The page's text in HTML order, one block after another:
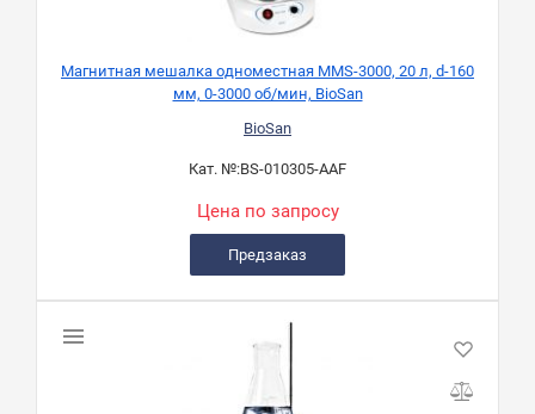
Магнитная мешалка одноместная MMS-3000, 20 л, d-160
мм, 0-3000 об/мин, BioSan
BioSan
Кат. №:BS-010305-AAF
Цена по запросу
Предзаказ